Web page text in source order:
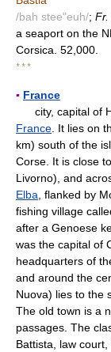
/bah stee"euh/; Fr.
a seaport on the
Corsica. 52,000.
* * *
▪ France
city, capital of
France . It lies on
km) south of the
Corse. It is close
Livorno), and
Elba , flanked by
fishing village
after a Genoese
was the capital of
headquarters of
and around the
Nuova) lies to the
The old town is a
passages. The
Battista, law